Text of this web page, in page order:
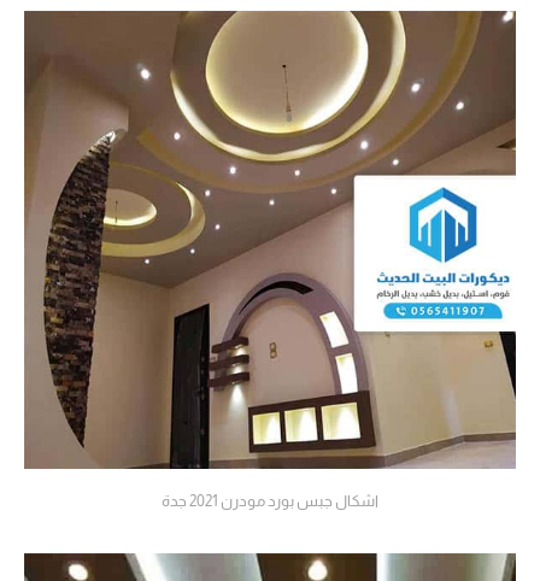
اشكال جبس بورد مودرن 2021 جدة